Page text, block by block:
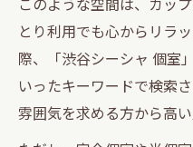
とり利用でも心からリラ
際、「渋谷シーシャ 個室
いったキーワードで検索
雰囲気を求める方から高